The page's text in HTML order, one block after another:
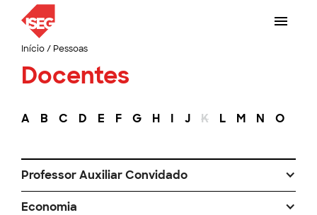
Início/ Pessoas
Docentes
A B C D E F G H I J K L M N O
Professor Auxiliar Convidado
Economia